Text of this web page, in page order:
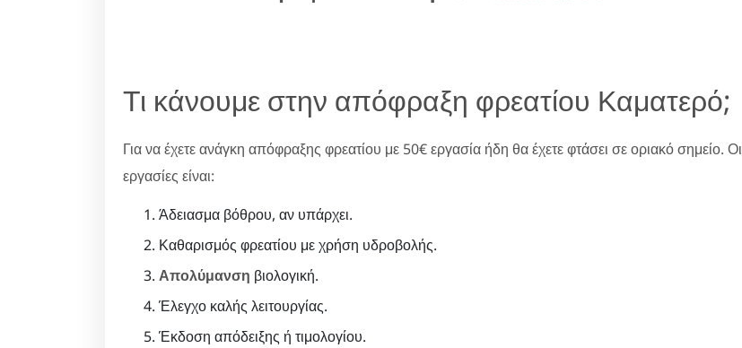
Τι κάνουμε στην απόφραξη φρεατίου Καματερό;
Για να έχετε ανάγκη απόφραξης φρεατίου με 50€ εργασία ήδη θα έχετε φτάσει σε οριακό σημείο. Οι
εργασίες είναι:
Άδειασμα βόθρου, αν υπάρχει.
Καθαρισμός φρεατίου με χρήση υδροβολής.
Απολύμανση βιολογική.
Έλεγχο καλής λειτουργίας.
Έκδοση απόδειξης ή τιμολογίου.